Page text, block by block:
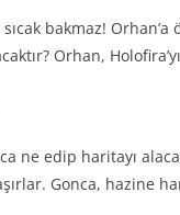
bakmaz!
Orhan,
ne edip haritayı
Gonca, hazine